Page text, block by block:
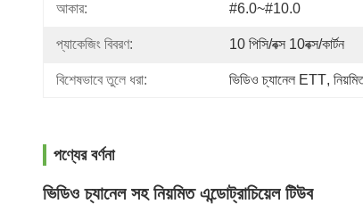
আকার: #6.0~#10.0
প্যাকেজিং বিবরণ: 10 পিসি/বক্স 10বক্স/কার্টন
বিশেষভাবে তুলে ধরা: ভিডিও চ্যানেল ETT,
পণ্যের বর্ণনা
ভিডিও চ্যানেল সহ নিয়মিত এন্ডোট্রাচিয়েল টিউব